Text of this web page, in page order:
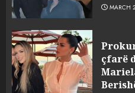
MARCH
çfarë